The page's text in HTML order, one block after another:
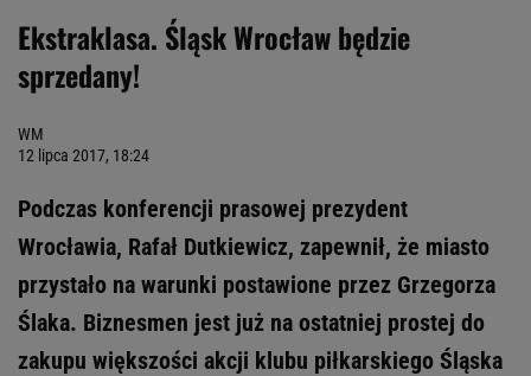
Ekstraklasa. Śląsk Wrocław będzie
sprzedany!
WM
12 lipca 2017, 18:24
Podczas konferencji prasowej prezydent
Wrocławia, Rafał Dutkiewicz, zapewnił, że miasto
przystało na warunki postawione przez Grzegorza
Ślaka. Biznesmen jest już na ostatniej prostej do
zakupu większości akcji klubu piłkarskiego Śląska